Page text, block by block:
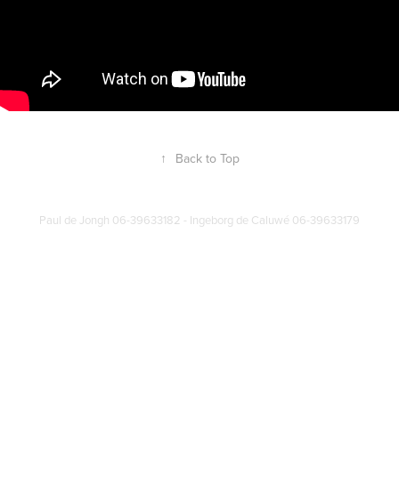
↑ Back to Top
Paul de Jongh 06-39633182 - Ingeborg de Caluwé 06-39633179